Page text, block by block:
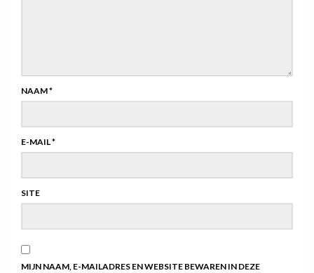
NAAM*
E-MAIL*
SITE
MIJN NAAM, E-MAILADRES EN WEBSITE BEWAREN IN DEZE